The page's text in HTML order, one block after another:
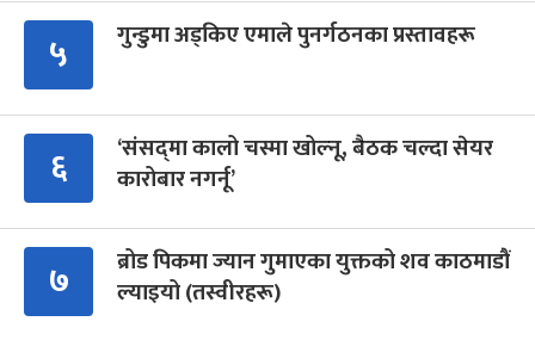
५ गुन्डुमा अड्किए एमाले पुनर्गठनका प्रस्तावहरू
६
‘संसद्‍मा कालो चस्मा खोल्नू, बैठक चल्दा सेयर
कारोबार नगर्नू’
७
ब्रोड पिकमा ज्यान गुमाएका युक्तको शव काठमाडौं
ल्याइयो (तस्वीरहरू)